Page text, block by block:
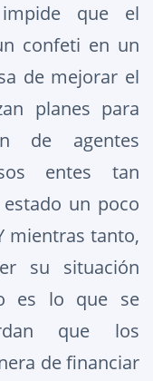
que el
confeti en un
de mejorar el
planes para
de agentes
entes tan
un poco
mientras tanto,
su situación
es lo que se
que los
de financiar